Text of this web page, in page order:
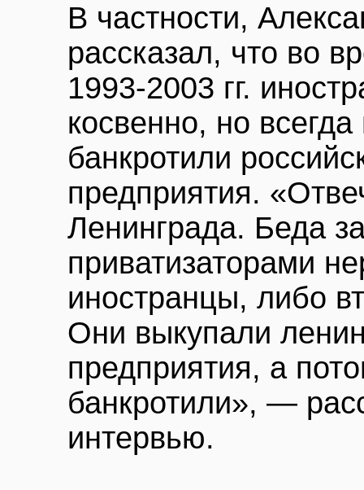
В частности,
рассказал, что во
1993-2003 гг.
косвенно, но
банкротили
предприятия.
Ленинграда. Беда
приватизаторами
иностранцы, либо
Они выкупали
предприятия, а
банкротили», —
интервью.